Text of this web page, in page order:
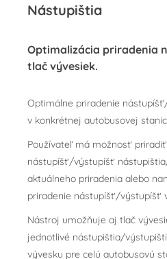
Nástupištia
Optimalizácia priradenia
tlač vývesiek.
Optimálne priradenie
v konkrétnej autobusovej
Používateľ má možnosť
nástupíšť/výstupíšť
aktuálneho priradenia alebo
priradenie nástupíšť/výstupíšť
Nástroj umožňuje aj tlač
jednotlivé nástupištia/
vývesku pre celú autobusovú